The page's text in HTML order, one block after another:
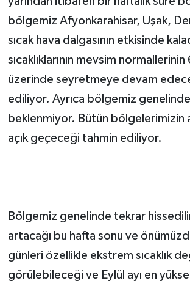
bölgemiz Afyonkarahisar, Uşak,
sıcak hava dalgasının etkisinde
sıcaklıklarının mevsim
üzerinde seyretmeye devam
ediliyor. Ayrıca bölgemiz genelinde
beklenmiyor. Bütün bölgelerimizin
açık geçeceği tahmin ediliyor.
Bölgemiz genelinde tekrar
artacağı bu hafta sonu ve
günleri özellikle ekstrem sıcaklık
görülebileceği ve Eylül ayı en